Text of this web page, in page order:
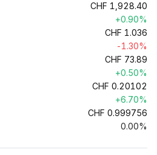
CHF 1,928.40
+0.90%
CHF 1.036
-1.30%
CHF 73.89
+0.50%
CHF 0.20102
+6.70%
CHF 0.999756
0.00%